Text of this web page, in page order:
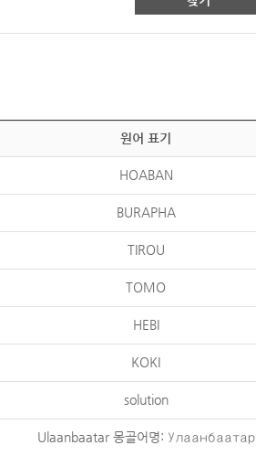
원어 표기
HOABAN
BURAPHA
TIROU
TOMO
HEBI
KOKI
solution
Ulaanbaatar 몽골어명: Улаанбаатар